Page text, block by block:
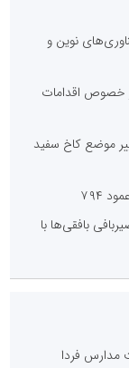
نوین و
خصوص اقدامات
موضع کاخ سفید
۷۹۴
بافقی‌ها با
مدارس فردا